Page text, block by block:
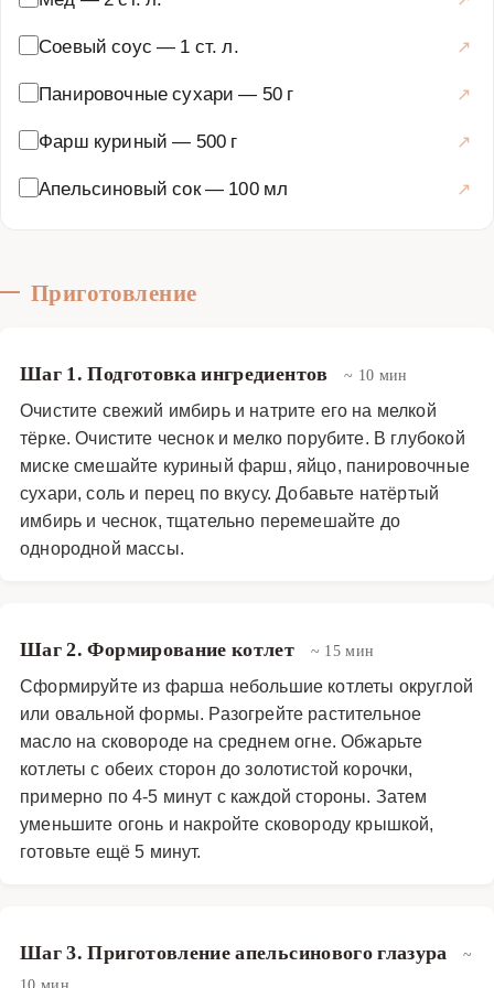
Соевый соус — 1 ст. л.
Панировочные сухари — 50 г
Фарш куриный — 500 г
Апельсиновый сок— 100 мл
Приготовление
Шаг 1. Подготовка ингредиентов ~ 10 мин
Очистите свежий имбирь и натрите его на мелкой
тёрке. Очистите чеснок и мелко порубите. В глубокой
миске смешайте куриный фарш, яйцо, панировочные
сухари, соль и перец по вкусу. Добавьте натёртый
имбирь и чеснок, тщательно перемешайте до
однородной массы.
Шаг 2. Формирование котлет ~ 15 мин
Сформируйте из фарша небольшие котлеты округлой
или овальной формы. Разогрейте растительное
масло на сковороде на среднем огне. Обжарьте
котлеты с обеих сторон до золотистой корочки,
примерно по 4-5 минут с каждой стороны. Затем
уменьшите огонь и накройте сковороду крышкой,
готовьте ещё 5 минут.
Шаг 3. Приготовление апельсинового глазура
~
10 мин